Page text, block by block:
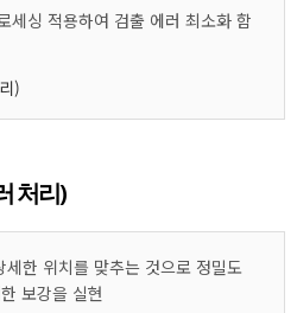
세싱 적용하여 검출 에러 최소화 함
처리)
한 위치를 맞추는 것으로 정밀도
보강을 실현